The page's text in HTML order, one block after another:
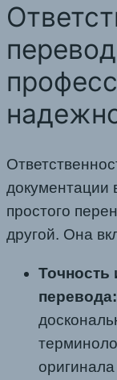
документации
простого
другой. Она
Точность
перевода: